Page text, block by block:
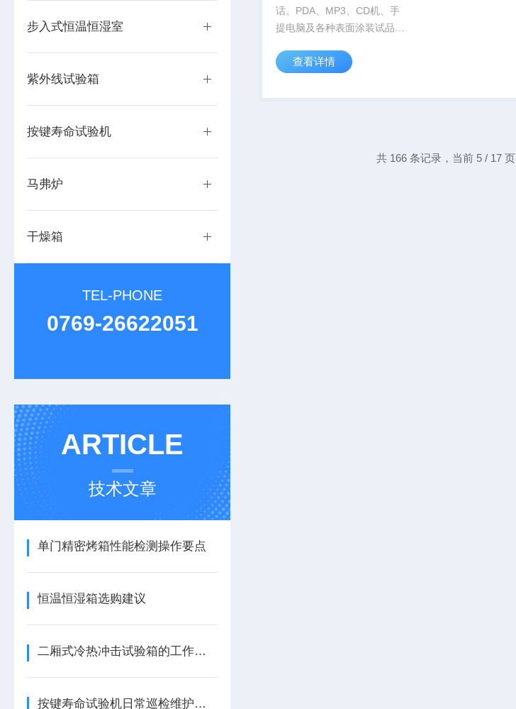
步入式恒温恒湿室
紫外线试验箱
按键寿命试验机
马弗炉
干燥箱
TEL-PHONE
0769-26622051
ARTICLE
技术文章
单门精密烤箱性能检测操作要点
恒温恒湿箱选购建议
二厢式冷热冲击试验箱的工作原理介绍
按键寿命试验机日常巡检维护要点
话、PDA、MP3、CD机、手
提电脑及各种表面涂装试品之
175g，55g卷动未涂油之纸或
转数下判别其磨耗之效果。
查看详情
共 166 条记录，当前 5 / 17 页